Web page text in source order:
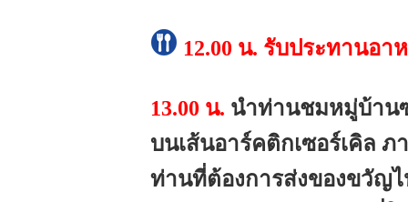
12.00 น. รับประทานอา
13.00 น. นำท่านชมหมู่บ้านซ
บนเส้นอาร์คติกเซอร์เคิล
ท่านที่ต้องการส่งของขวัญ